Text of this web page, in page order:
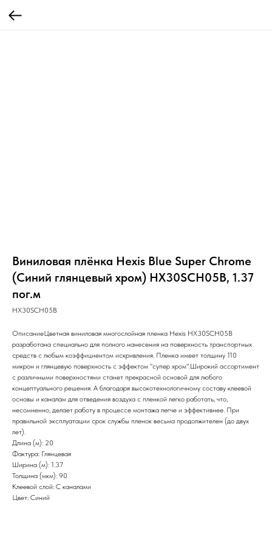
Виниловая плёнка Hexis Blue Super Chrome
(Синий глянцевый хром) HX30SCH05B, 1.37
пог.м
HX30SCH05B
ОписаниеЦветная виниловая многослойная пленка Hexis HX30SCH05B
разработана специально для полного нанесения на поверхность транспортных
средств с любым коэффициентом искривления. Пленка имеет толщину 110
микрон и глянцевую поверхность с эффектом "супер хром".Широкий ассортимент
с различными поверхностями станет прекрасной основой для любого
концептуального решения. А благодаря высокотехнологичному составу клеевой
основы и каналам для отведения воздуха с пленкой легко работать, что,
несомненно, делает работу в процессе монтажа легче и эффективнее. При
правильной эксплуатации срок службы пленок весьма продолжителен (до двух
лет).
Длина (м): 20
Фактура: Глянцевая
Ширина (м): 1.37
Толщина (мкм): 90
Клеевой слой: С каналами
Цвет: Синий